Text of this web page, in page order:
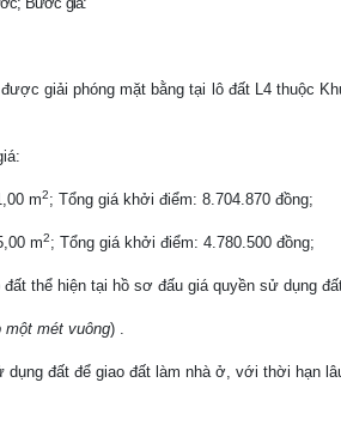
được giải phóng mặt bằng tại lô đất L4 thuộc
m2; Tổng giá khởi điểm: 8.704.870 đồng;
m2; Tổng giá khởi điểm: 4.780.500 đồng;
thể hiện tại hồ sơ đấu giá quyền sử dụng
mét vuông) .
dụng đất để giao đất làm nhà ở, với thời hạn